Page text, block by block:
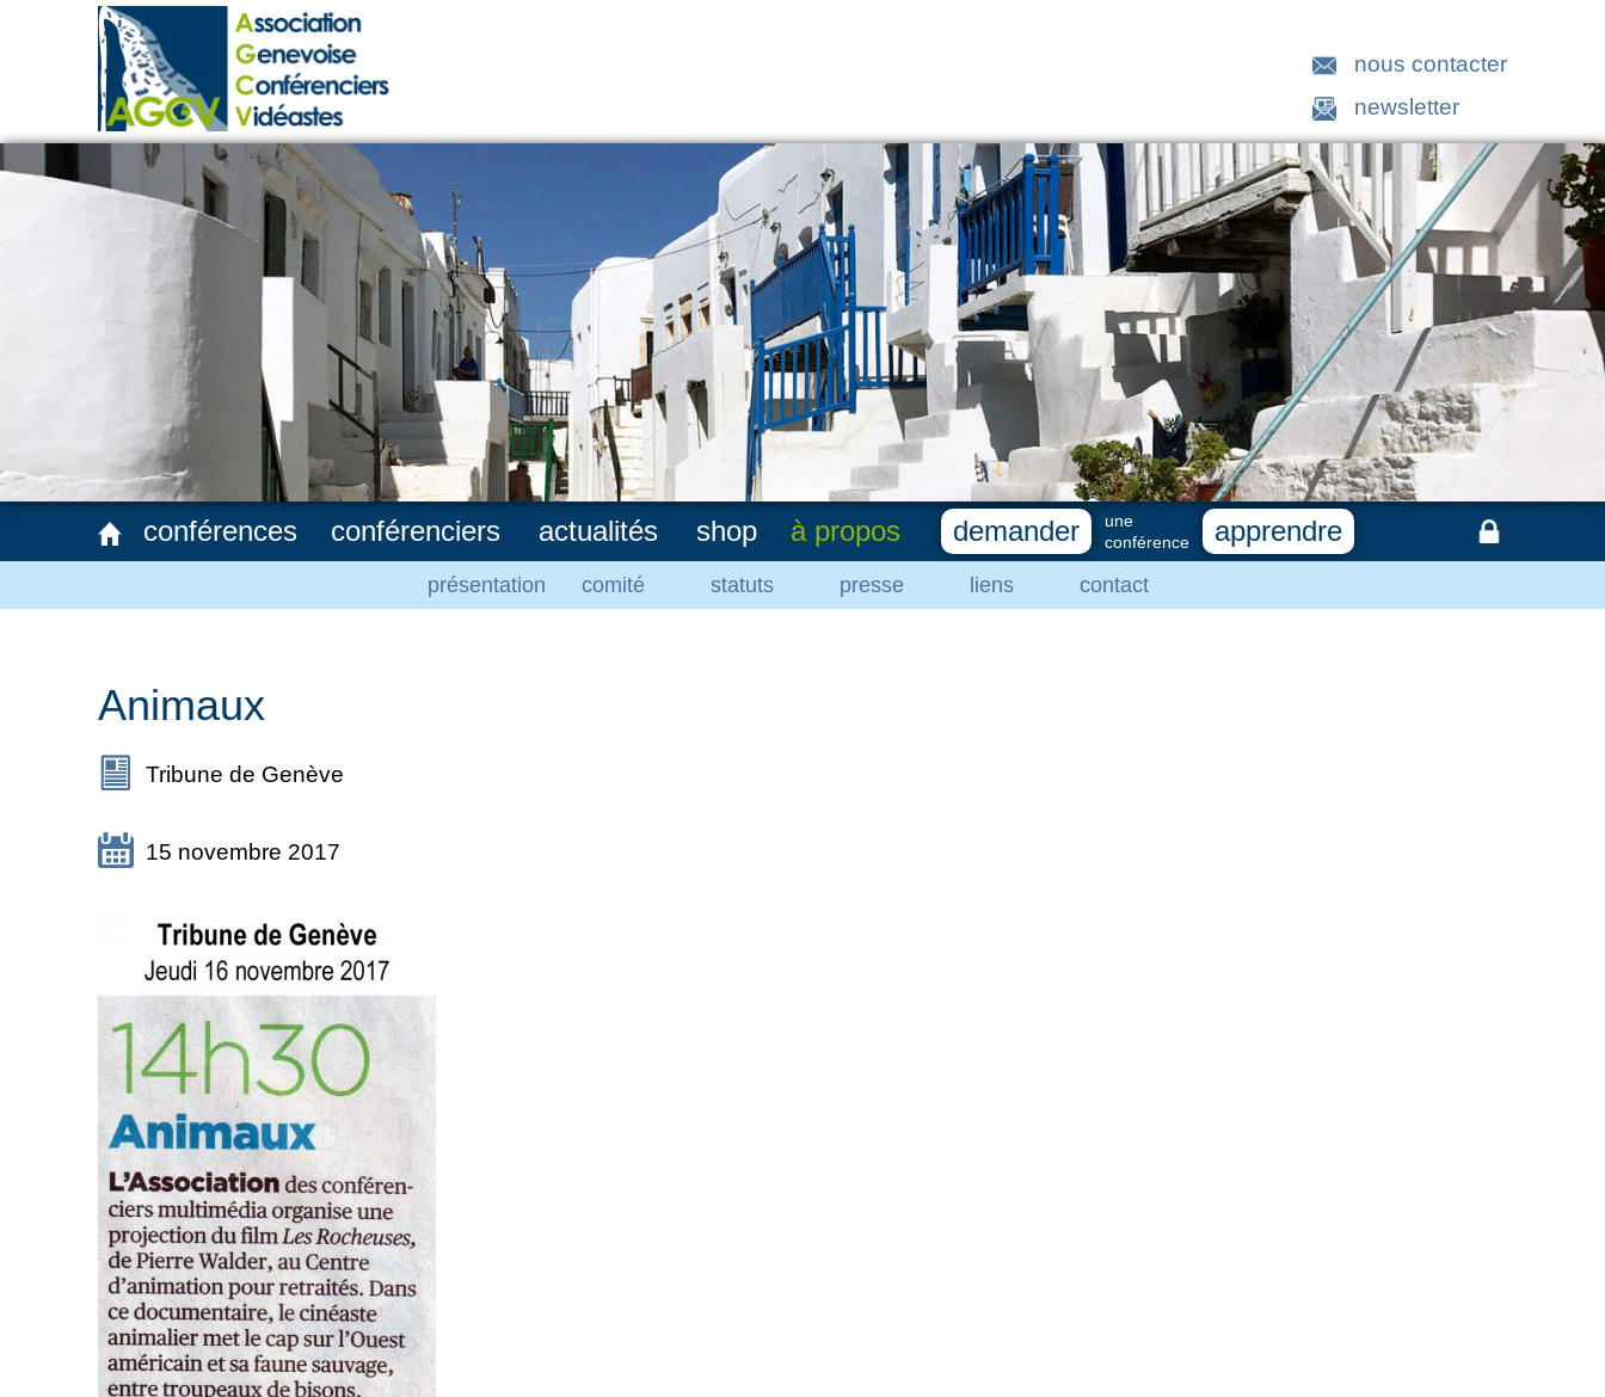
nous contacter
newsletter
conférences conférenciers actualités shop à propos
présentation comité statuts presse liens contact
demander
une
conférence
apprendre
Animaux
Tribune de Genève
15 novembre 2017